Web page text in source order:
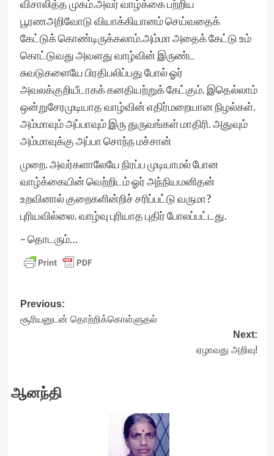
விசாலித்த முகம்.அவர் வாழ்க்கை பற்றிய
பூரணஅறிவோடு வியாக்கியானம் செய்வதைக்
கேட்டுக் கொண்டிருக்கலாம்.அம்மா அதைக் கேட்டு உம்
கொட்டுவது அவளது வாழ்வின் இருண்ட
சுவடுகளையே பிரதிபலிப்பது போல் ஓர்
அவலக்குறியீடாகக் கனதியற்றுக் கேட்கும். இதெல்லாம்
ஒன்றுசேரமுடியாத வாழ்வின் எதிர்மறையான நிழல்கள்.
அம்மாவும் அப்பாவும் இரு துருவங்கள் மாதிரி. அதுவும்
அம்மாவுக்கு அப்பா சொந்ந மச்சான்
முறை. அவர்களாலேயே நிரப்ப முடியாமல் போன
வாழ்க்கையின் வெற்றிடம் ஓர் அந்நியமனிதன்
உறவினால் குறைகளின்றிச் சரிப்பட்டு வருமா?
புரியவில்லை. வாழ்வு புரியாத புதிர் போலப்பட்டது.
– தொடரும்…
Post
navigation
Previous:
சூரியனுடன் தொற்றிக்கொள்ளுதல்
Next:
ஏழாவது அறிவு!
ஆனந்தி